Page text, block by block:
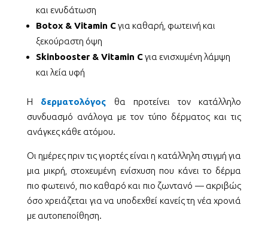
και ενυδάτωση
Botox & Vitamin Cγια καθαρή, φωτεινή και
ξεκούραστη όψη
Skinbooster & Vitamin Cγια ενισχυμένη λάμψη
και λεία υφή
Η δερματολόγος
θα προτείνει τον κατάλληλο
συνδυασμό ανάλογα με τον τύπο δέρματος και τις
ανάγκες κάθε ατόμου.
Οι ημέρες πριν τις γιορτές είναι η κατάλληλη στιγμή για
μια μικρή, στοχευμένη ενίσχυση που κάνει το δέρμα
πιο φωτεινό, πιο καθαρό και πιο ζωντανό — ακριβώς
όσο χρειάζεται για να υποδεχθεί κανείς τη νέα χρονιά
με αυτοπεποίθηση.